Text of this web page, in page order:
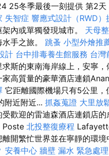
25冬季最後一刻提供 第2天
失智症 響應式設計（RWD）
架內或單獨發現城市。 天母
水手之旅。 跳蚤 小型外燴推
計 台中排毒養生館服務 台灣
求斯的東南海岸線上，安寧
家高質量的豪華酒店連鎖
它距離國際機場只有5公里
附近附近... 抓姦蒐證 大里放
受歡迎的雷迪森酒店連鎖店的
Poste 北投整復療程
離開繁忙世界並在寧靜的環
安養中心 牆壁 漏水 緊急處理